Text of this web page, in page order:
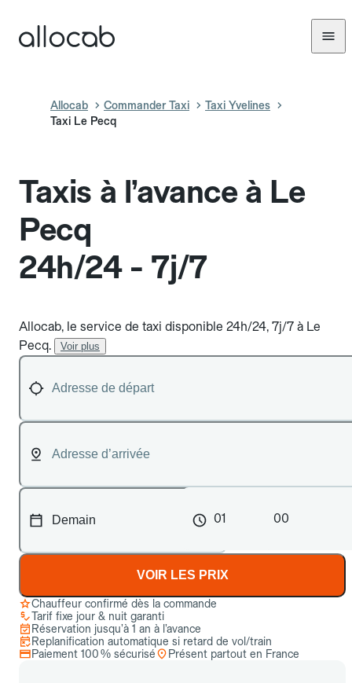
Allocab Commander Taxi
Taxi Yvelines
Taxi Le Pecq
Taxis à l’avance à Le
Pecq
24h/24 - 7j/7
Allocab, le service de taxi disponible 24h/24, 7j/7 à Le
Pecq.
Voir plus
01 00
VOIR LES PRIX
Chauffeur confirmé dès la commande
Tarif fixe jour & nuit garanti
Réservation jusqu’à 1 an à l’avance
Replanification automatique si retard de vol/train
Paiement 100 % sécurisé
Présent partout en France